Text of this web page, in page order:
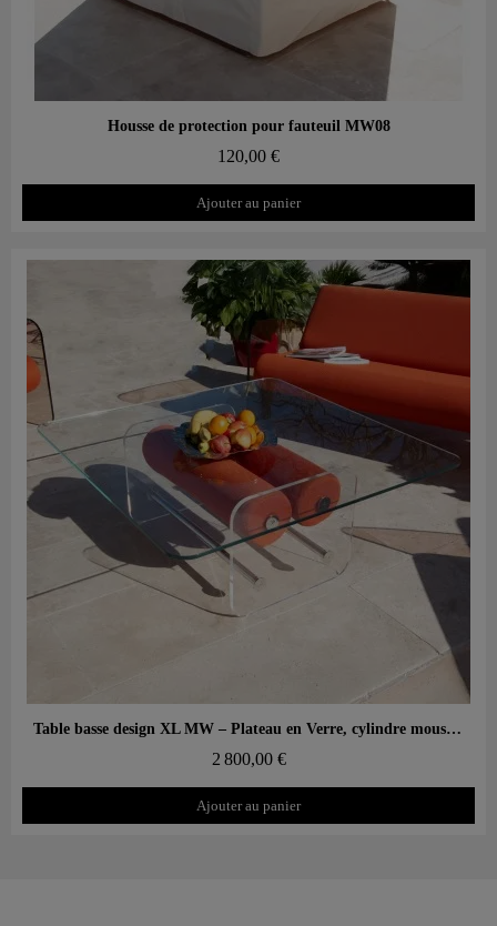
Aperçu rapide
Housse de protection pour fauteuil MW08
120,00 €
Ajouter au panier
Aperçu rapide Table basse design XL MW – Plateau en Verre, cylindre mousse alvéolaire
2 800,00 €
Ajouter au panier